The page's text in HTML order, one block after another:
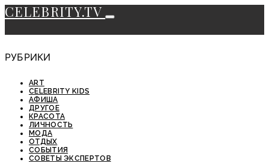
CELEBRITY.TV
РУБРИКИ
ART
CELEBRITY KIDS
АФИША
ДРУГОЕ
КРАСОТА
ЛИЧНОСТЬ
МОДА
ОТДЫХ
СОБЫТИЯ
СОВЕТЫ ЭКСПЕРТОВ